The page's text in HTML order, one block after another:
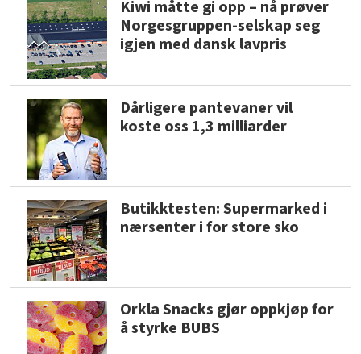
Kiwi måtte gi opp – nå prøver
Norgesgruppen-selskap seg
igjen med dansk lavpris
Dårligere pantevaner vil
koste oss 1,3 milliarder
Butikktesten: Supermarked i
nærsenter i for store sko
Orkla Snacks gjør oppkjøp for
å styrke BUBS